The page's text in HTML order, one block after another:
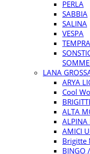
PERLA
SABBIA
SALINA
VESPA
TEMPRA
LANA
ARYA
Cool
ALTA
ALPINA
AMICI
Brigitte
BINGO